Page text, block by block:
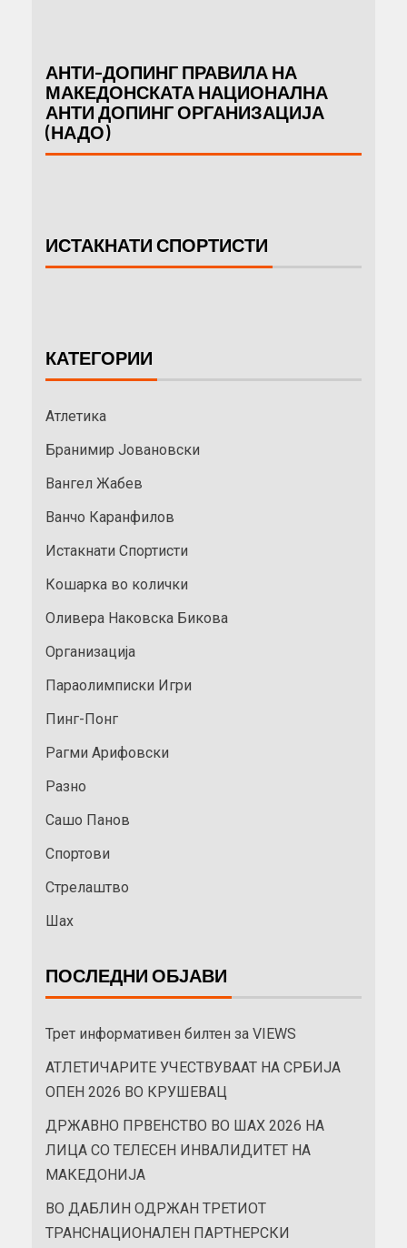
АНТИ-ДОПИНГ ПРАВИЛА НА
МАКЕДОНСКАТА НАЦИОНАЛНА
АНТИ ДОПИНГ ОРГАНИЗАЦИЈА
(НАДО)
ИСТАКНАТИ СПОРТИСТИ
КАТЕГОРИИ
Атлетика
Бранимир Јовановски
Вангел Жабев
Ванчо Каранфилов
Истакнати Спортисти
Кошарка во колички
Оливера Наковска Бикова
Организација
Параолимписки Игри
Пинг-Понг
Рагми Арифовски
Разно
Сашо Панов
Спортови
Стрелаштво
Шах
ПОСЛЕДНИ ОБЈАВИ
Трет информативен билтен за VIEWS
АТЛЕТИЧАРИТЕ УЧЕСТВУВААТ НА СРБИЈА
ОПЕН 2026 ВО КРУШЕВАЦ
ДРЖАВНО ПРВЕНСТВО ВО ШАХ 2026 НА
ЛИЦА СО ТЕЛЕСЕН ИНВАЛИДИТЕТ НА
МАКЕДОНИЈА
ВО ДАБЛИН ОДРЖАН ТРЕТИОТ
ТРАНСНАЦИОНАЛЕН ПАРТНЕРСКИ